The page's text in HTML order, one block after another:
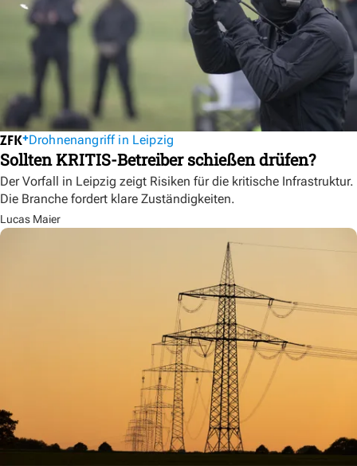
Drohnenangriff in Leipzig
Sollten KRITIS-Betreiber schießen drüfen?
Der Vorfall in Leipzig zeigt Risiken für die kritische Infrastruktur.
Die Branche fordert klare Zuständigkeiten.
Lucas Maier